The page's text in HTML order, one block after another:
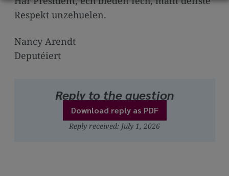
Respekt unzehuelen.
Nancy Arendt
Deputéiert
Reply to the question
Download reply as PDF
Reply received: July 1, 2026